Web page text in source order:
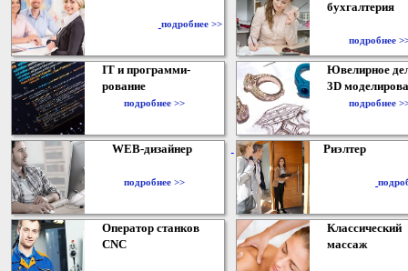
подробнее >>
бухгалтерия
подробнее
IT и программи-
рование
подробнее >>
Ювелирное
3D
подробнее
WEB-дизайнер
подробнее >>
Риэлтер
Оператор станков
CNC
Классический
массаж